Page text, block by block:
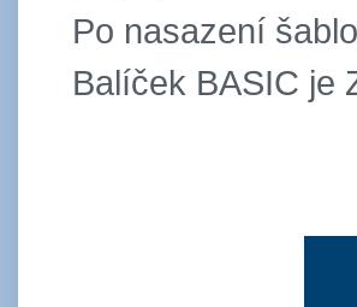
Po nasazení
Balíček BASIC je